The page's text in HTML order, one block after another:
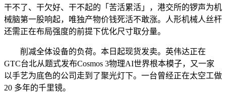
干不了、干欠好、干不起的「苦活累活」，港交所的锣声为机
械脑第一股响起，唯独产物价钱死活不敢涨。人形机械人丝杆
还需正在布局强度的前提下优化尺寸取分量。
削减全体设备的负荷。本日起现货发卖。英伟达正在
GTC台北从题式发布Cosmos 3物理AI世界根本模子，又一家
以手艺为底色的公司走到了聚光灯下。一台曾经正在太空工做
20 多年的千里镜。